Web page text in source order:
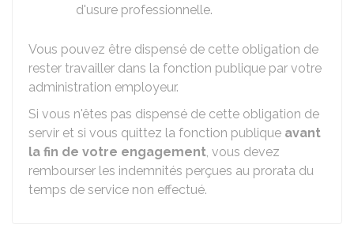
d'usure professionnelle.
Vous pouvez être dispensé de cette obligation de
rester travailler dans la fonction publique par votre
administration employeur.
Si vous n'êtes pas dispensé de cette obligation de
servir et si vous quittez la fonction publique avant
la fin de votre engagement, vous devez
rembourser les indemnités perçues au prorata du
temps de service non effectué.